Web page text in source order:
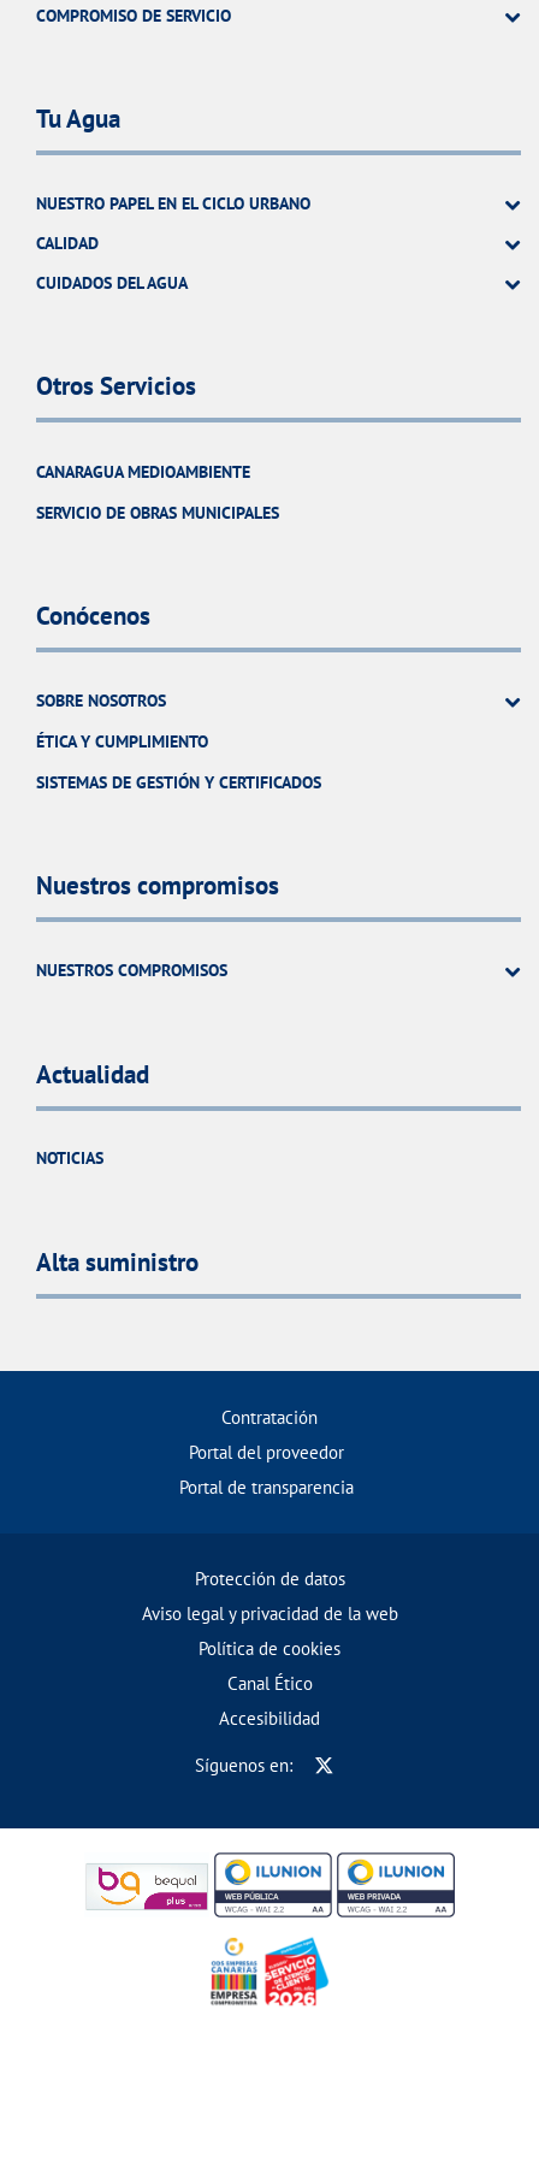
COMPROMISO DE SERVICIO
Tu Agua
NUESTRO PAPEL EN EL CICLO URBANO
CALIDAD
CUIDADOS DEL AGUA
Otros Servicios
CANARAGUA MEDIOAMBIENTE
SERVICIO DE OBRAS MUNICIPALES
Conócenos
SOBRE NOSOTROS
ÉTICA Y CUMPLIMIENTO
SISTEMAS DE GESTIÓN Y CERTIFICADOS
Nuestros compromisos
NUESTROS COMPROMISOS
Actualidad
NOTICIAS
Alta suministro
Contratación
Portal del proveedor
Portal de transparencia
Protección de datos
Aviso legal y privacidad de la web
Política de cookies
Canal Ético
Accesibilidad
Síguenos en: